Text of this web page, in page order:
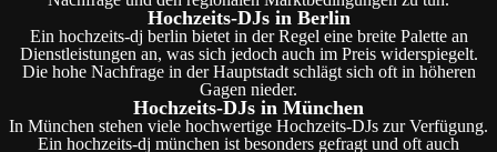
Hochzeits-DJs in Berlin
Ein hochzeits-dj berlin bietet in der Regel eine breite Palette an
Dienstleistungen an, was sich jedoch auch im Preis widerspiegelt.
Die hohe Nachfrage in der Hauptstadt schlägt sich oft in höheren
Gagen nieder.
Hochzeits-DJs in München
In München stehen viele hochwertige Hochzeits-DJs zur Verfügung.
Ein hochzeits-dj münchen ist besonders gefragt und oft auch